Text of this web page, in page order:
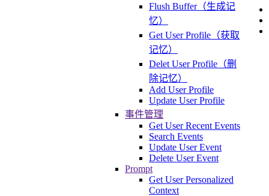
Flush Buffer（生成记
忆）
Get User Profile（获取
记忆）
Delet User Profile（删
除记忆）
Add User Profile
Update User Profile
事件管理
Get User Recent Events
Search Events
Update User Event
Delete User Event
Prompt
Get User Personalized
Context